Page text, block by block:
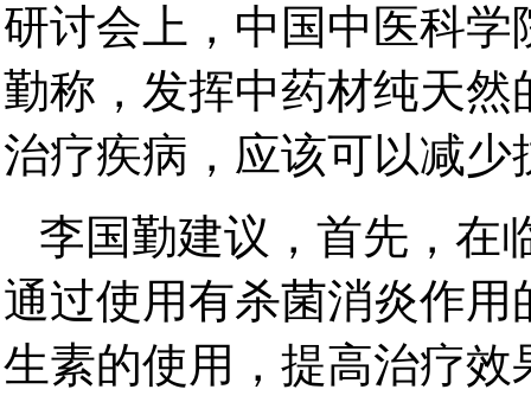
研讨会上，中国中医科
勤称，发挥中药材纯天
治疗疾病，应该可以减少
李国勤建议，首先，在
通过使用有杀菌消炎作
生素的使用，提高治疗